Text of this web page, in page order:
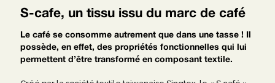
S-cafe, un tissu issu du marc de café
Le café se consomme autrement que dans une tasse ! Il
possède, en effet, des propriétés fonctionnelles qui lui
permettent d’être transformé en composant textile.